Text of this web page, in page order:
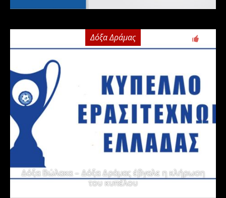
Δόξα Δράμας
Δόξα Βώλακα – Δόξα Δράμας έβγαλε η κλήρωση
του κυπέλου